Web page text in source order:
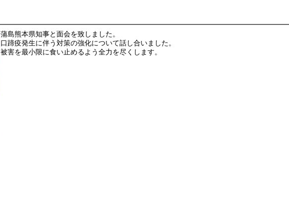
蒲島熊本県知事と面会を致しました。
口蹄疫発生に伴う対策の強化について話し合いました。
被害を最小限に食い止めるよう全力を尽くします。